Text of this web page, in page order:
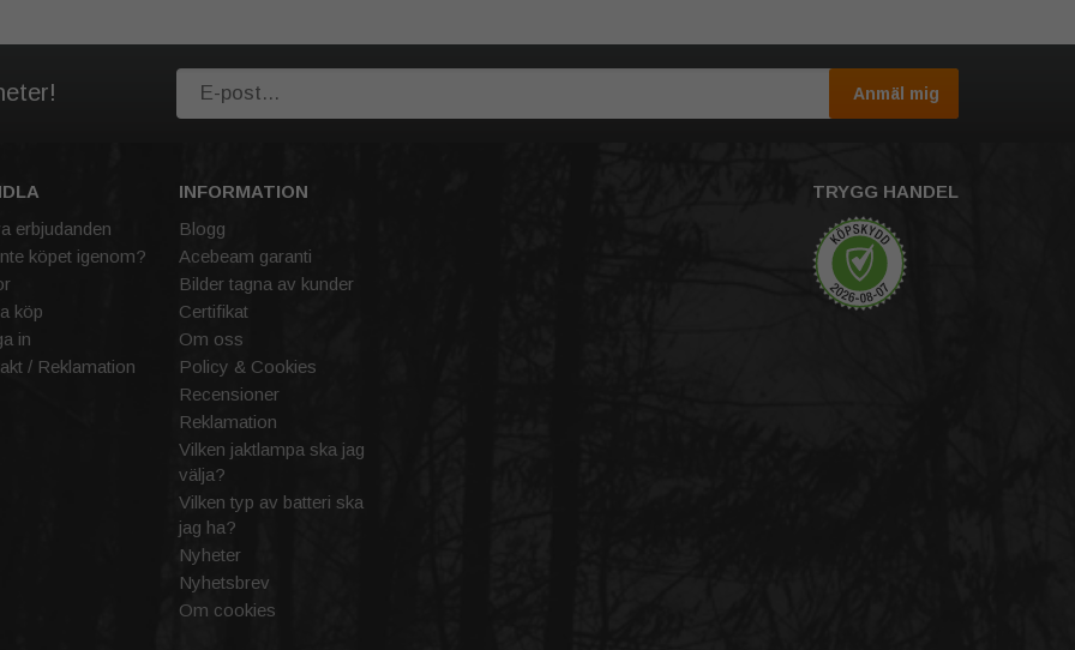
Anmäl mig
erbjudanden
köpet igenom?
köp
in
/ Reklamation
INFORMATION
Blogg
Acebeam garanti
Bilder tagna av kunder
Certifikat
Om oss
Policy & Cookies
Recensioner
Reklamation
Vilken jaktlampa ska jag
välja?
Vilken typ av batteri ska
jag ha?
Nyheter
Nyhetsbrev
Om cookies
TRYGG HANDEL